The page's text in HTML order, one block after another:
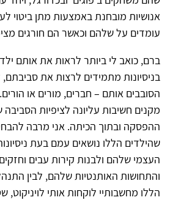
אנושיות מובחנת באמצעות מתן ביטוי
עומדים על שלהם וכאשר הם חורגים
ברם, כואב לי ביותר לראות את אותם
בניסיונות מתמידים לרצות את
הסובבים אותם – חברים, מורים או
מקנים חשיבות עליונה לציפיות
ההפסקה ובתוך הכיתה. אני מרבה
שהילדים הללו נושאים עמם בעת
העצמי שלהם ולבנות קירות עבים
והתחושות האותנטיות שלהם, לבין
הללו מחשבותיי לוקחות אותי